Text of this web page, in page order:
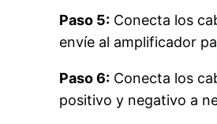
Paso 5: Conecta los
envíe al amplificador
Paso 6: Conecta los
positivo y negativo a